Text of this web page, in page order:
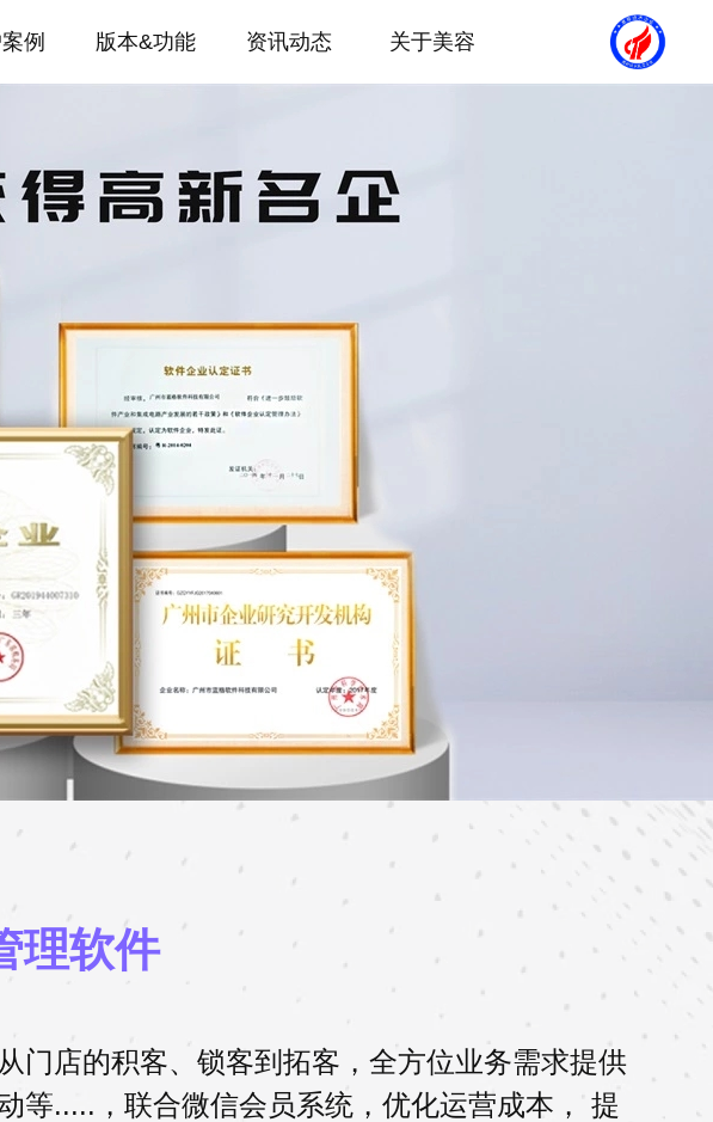
例 版本&功能 资讯动态 关于美容
理软件
门店的积客、锁客到拓客，全方位业务需求提供
等.....，联合微信会员系统，优化运营成本， 提